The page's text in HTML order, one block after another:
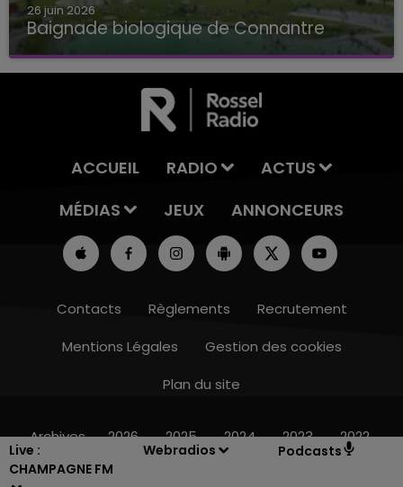
Live :
CHAMPAGNE FM
Webradios Podcasts
26 juin 2026
Baignade biologique de Connantre
Baignade biologique de Connantre
ACCUEIL RADIO
ACTUS
MÉDIAS
JEUX ANNONCEURS
Contacts Règlements
Recrutement
Mentions Légales
Gestion des cookies
Plan du site
Archives 2026 2025 2024 2023 2022